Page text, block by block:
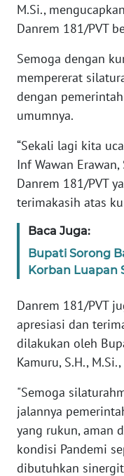
M.Si.,
Danrem 181/PVT
Semoga dengan
mempererat
dengan
umumnya.
“Sekali lagi kita
Inf Wawan
Danrem 181/PVT
terimakasih atas
Baca Juga:
Bupati Sorong
Korban Luapan
Danrem 181/PVT
apresiasi dan
dilakukan oleh
Kamuru, S.H.,
"Semoga
jalannya
yang rukun, aman
kondisi Pandemi
dibutuhkan
WN
WN
JAKARTA
JABAR
WN
BANTEN
WN
NTT
KEPRI
WN
WN
PAPUA
BARAT
RIAU